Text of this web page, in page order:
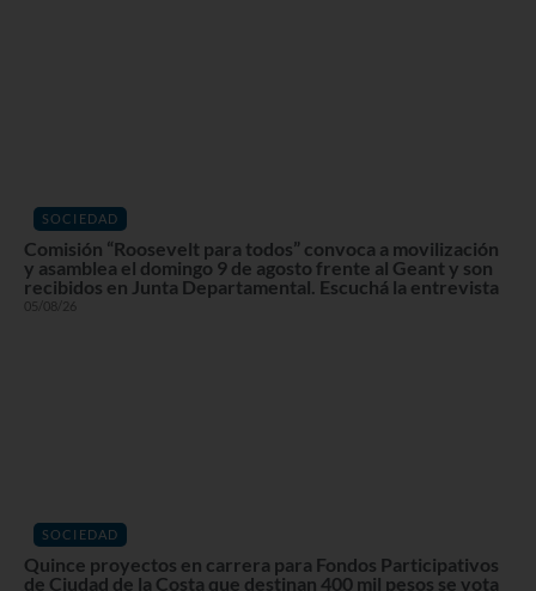
SOCIEDAD
Comisión “Roosevelt para todos” convoca a movilización
y asamblea el domingo 9 de agosto frente al Geant y son
recibidos en Junta Departamental. Escuchá la entrevista
05/08/26
SOCIEDAD
Quince proyectos en carrera para Fondos Participativos
de Ciudad de la Costa que destinan 400 mil pesos se vota